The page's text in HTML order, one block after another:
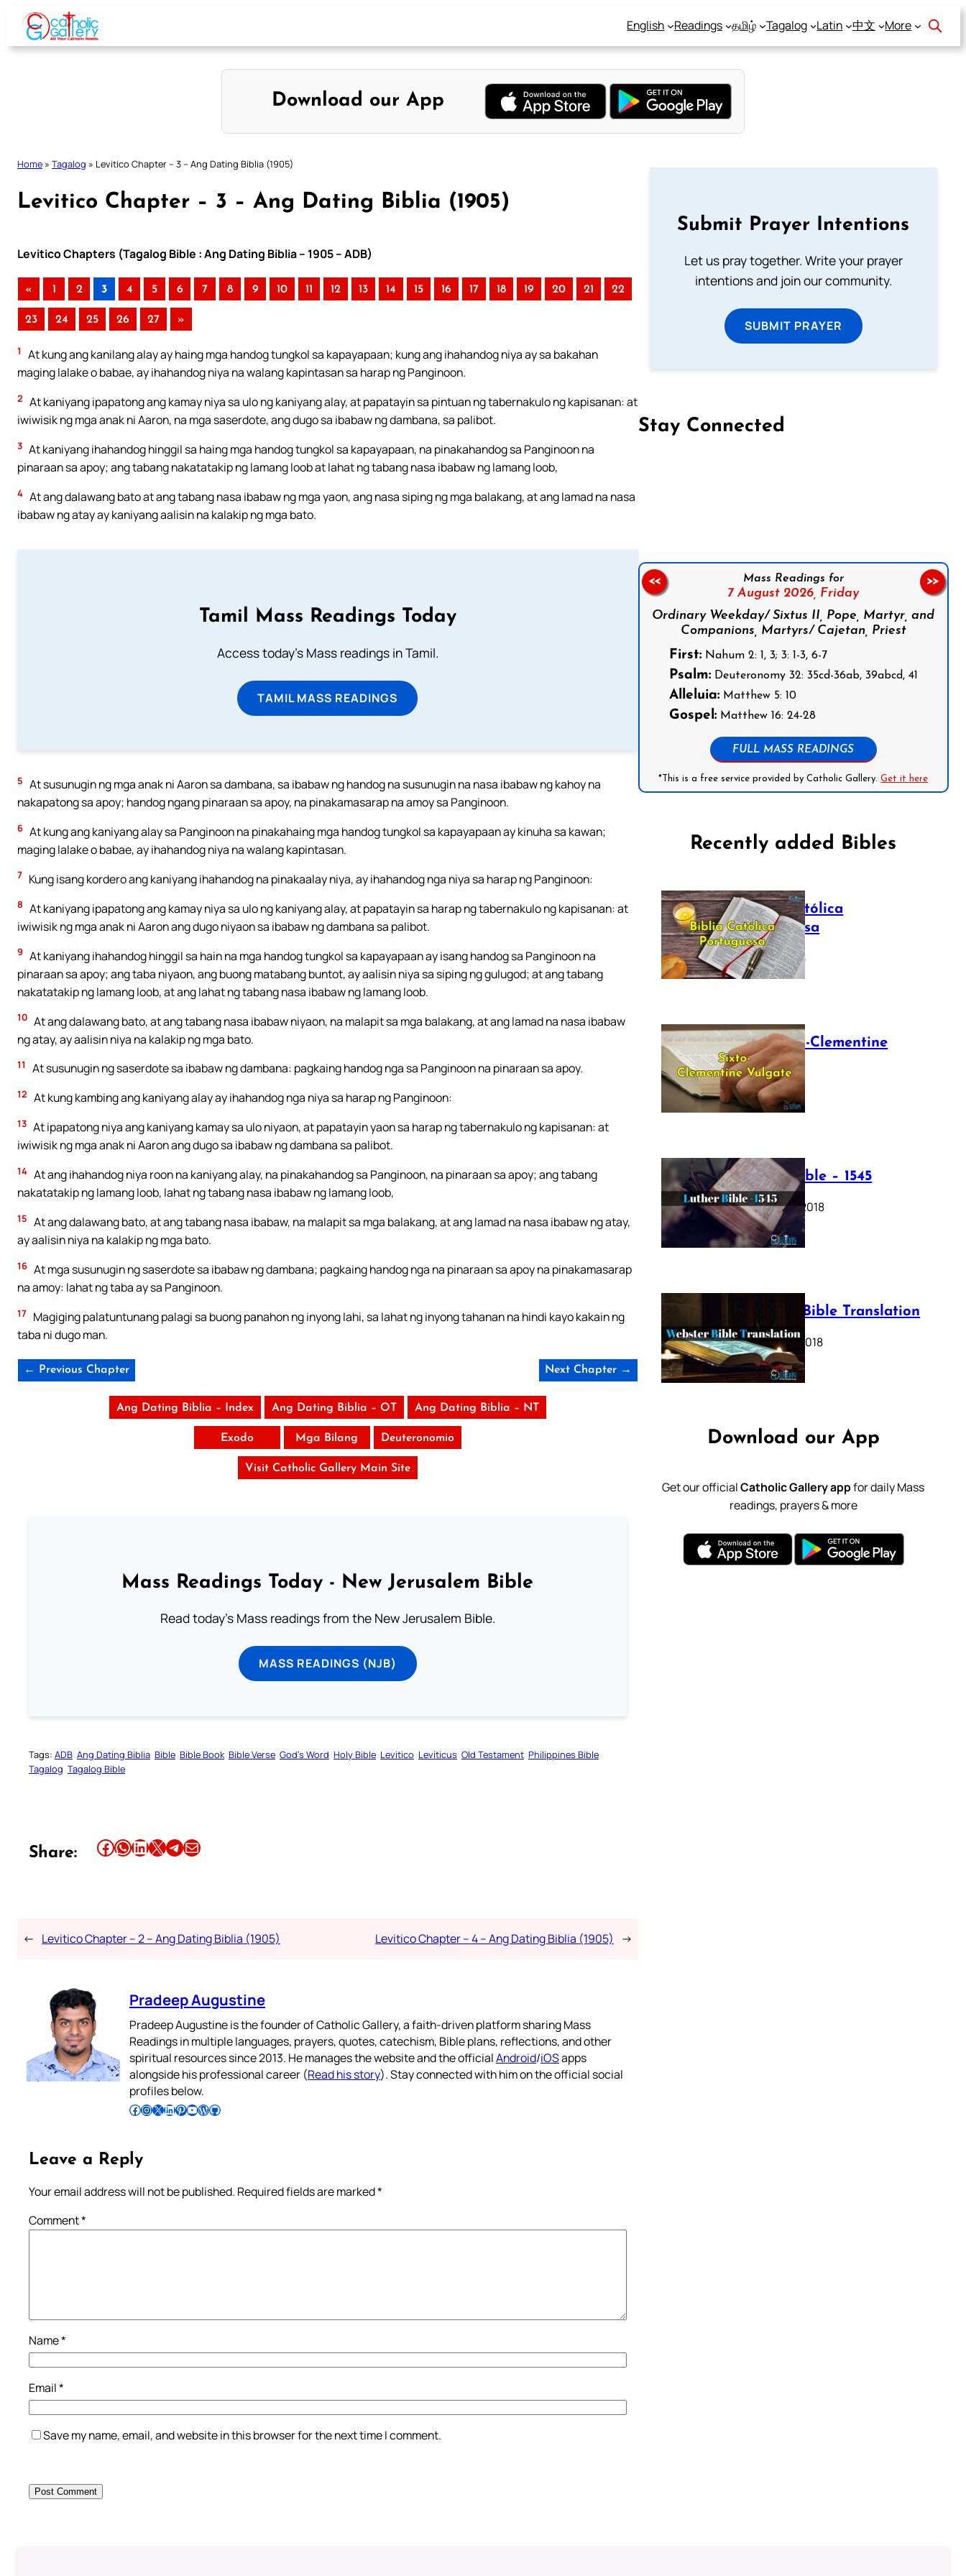
Skip
content
English Readings தமிழ் Tagalog Latin 中文 More
Download our App
Home » Tagalog » Levitico Chapter – 3 – Ang Dating Biblia (1905)
Levitico Chapter – 3 – Ang Dating Biblia (1905)
Levitico Chapters (Tagalog Bible : Ang Dating Biblia – 1905 – ADB)
« 1 2 3 4 5 6 7 8 9 10 11 12 13 14 15 16 17 18 19 20 21 22
23 24 25 26 27 »
1
At kung ang kanilang alay ay haing mga handog tungkol sa kapayapaan; kung ang ihahandog niya ay sa bakahan
maging lalake o babae, ay ihahandog niya na walang kapintasan sa harap ng Panginoon.
2 At kaniyang ipapatong ang kamay niya sa ulo ng kaniyang alay, at papatayin sa pintuan ng tabernakulo ng kapisanan: at
iwiwisik ng mga anak ni Aaron, na mga saserdote, ang dugo sa ibabaw ng dambana, sa palibot.
3 At kaniyang ihahandog hinggil sa haing mga handog tungkol sa kapayapaan, na pinakahandog sa Panginoon na
pinaraan sa apoy; ang tabang nakatatakip ng lamang loob at lahat ng tabang nasa ibabaw ng lamang loob,
4 At ang dalawang bato at ang tabang nasa ibabaw ng mga yaon, ang nasa siping ng mga balakang, at ang lamad na nasa
ibabaw ng atay ay kaniyang aalisin na kalakip ng mga bato.
Tamil Mass Readings Today
Access today's Mass readings in Tamil.
TAMIL MASS READINGS
5 At susunugin ng mga anak ni Aaron sa dambana, sa ibabaw ng handog na susunugin na nasa ibabaw ng kahoy na
nakapatong sa apoy; handog ngang pinaraan sa apoy, na pinakamasarap na amoy sa Panginoon.
6 At kung ang kaniyang alay sa Panginoon na pinakahaing mga handog tungkol sa kapayapaan ay kinuha sa kawan;
maging lalake o babae, ay ihahandog niya na walang kapintasan.
7 Kung isang kordero ang kaniyang ihahandog na pinakaalay niya, ay ihahandog nga niya sa harap ng Panginoon:
8 At kaniyang ipapatong ang kamay niya sa ulo ng kaniyang alay, at papatayin sa harap ng tabernakulo ng kapisanan: at
iwiwisik ng mga anak ni Aaron ang dugo niyaon sa ibabaw ng dambana sa palibot.
9 At kaniyang ihahandog hinggil sa hain na mga handog tungkol sa kapayapaan ay isang handog sa Panginoon na
pinaraan sa apoy; ang taba niyaon, ang buong matabang buntot, ay aalisin niya sa siping ng gulugod; at ang tabang
nakatatakip ng lamang loob, at ang lahat ng tabang nasa ibabaw ng lamang loob.
10 At ang dalawang bato, at ang tabang nasa ibabaw niyaon, na malapit sa mga balakang, at ang lamad na nasa ibabaw
ng atay, ay aalisin niya na kalakip ng mga bato.
11 At susunugin ng saserdote sa ibabaw ng dambana: pagkaing handog nga sa Panginoon na pinaraan sa apoy.
12 At kung kambing ang kaniyang alay ay ihahandog nga niya sa harap ng Panginoon:
13 At ipapatong niya ang kaniyang kamay sa ulo niyaon, at papatayin yaon sa harap ng tabernakulo ng kapisanan: at
iwiwisik ng mga anak ni Aaron ang dugo sa ibabaw ng dambana sa palibot.
14 At ang ihahandog niya roon na kaniyang alay, na pinakahandog sa Panginoon, na pinaraan sa apoy; ang tabang
nakatatakip ng lamang loob, lahat ng tabang nasa ibabaw ng lamang loob,
15 At ang dalawang bato, at ang tabang nasa ibabaw, na malapit sa mga balakang, at ang lamad na nasa ibabaw ng atay,
ay aalisin niya na kalakip ng mga bato.
16 At mga susunugin ng saserdote sa ibabaw ng dambana; pagkaing handog nga na pinaraan sa apoy na pinakamasarap
na amoy: lahat ng taba ay sa Panginoon.
17 Magiging palatuntunang palagi sa buong panahon ng inyong lahi, sa lahat ng inyong tahanan na hindi kayo kakain ng
taba ni dugo man.
← Previous Chapter Next Chapter →
Ang Dating Biblia – Index Ang Dating Biblia – OT Ang Dating Biblia – NT
Exodo Mga Bilang Deuteronomio
Visit Catholic Gallery Main Site
Mass Readings Today - New Jerusalem Bible
Read today's Mass readings from the New Jerusalem Bible.
MASS READINGS (NJB)
Tags: ADB Ang Dating Biblia Bible Bible Book Bible Verse God’s Word Holy Bible Levitico Leviticus Old Testament Philippines Bible
Tagalog Tagalog Bible
Share: Share this article on Facebook Share this article on WhatsApp Share this article on LinkedIn Share this article on X Share this article on TelegramEmail this Article
← Levitico Chapter – 2 – Ang Dating Biblia (1905) Levitico Chapter – 4 – Ang Dating Biblia (1905) →
Pradeep Augustine
Pradeep Augustine is the founder of Catholic Gallery, a faith-driven platform sharing Mass
Readings in multiple languages, prayers, quotes, catechism, Bible plans, reflections, and other
spiritual resources since 2013. He manages the website and the officialAndroid/iOSapps
alongside his professional career (Read his story). Stay connected with him on the official social
profiles below.
Follow Pradeep on Facebook Follow Pradeep on InstagramFollow Pradeep on X Follow Pradeep on LinkedIn Follow Pradeep on Pinterest Subscribe to Pradeep’s Youtube Channel Follow Pradeep on WordPress Follow Pradeep on GitHub
Leave a Reply
Your email address will not be published. Required fields are marked*
Comment*
Name*
Email*
Save my name, email, and website in this browser for the next time I comment.
Submit Prayer Intentions
Let us pray together. Write your prayer
intentions and join our community.
SUBMIT PRAYER
Stay Connected
Mass Readings for
7 August 2026, Friday
Ordinary Weekday/ Sixtus II, Pope, Martyr, and
Companions, Martyrs/ Cajetan, Priest
First:Nahum 2: 1, 3; 3: 1-3, 6-7
Psalm:Deuteronomy 32: 35cd-36ab, 39abcd, 41
Alleluia:Matthew 5: 10
Gospel:Matthew 16: 24-28
FULL MASS READINGS
*This is a free service provided by Catholic Gallery.Get it here
<< >>
Recently added Bibles
Bíblia Católica
Portuguesa
July 16, 2025
The Sixto-Clementine
Vulgate
July 12, 2025
Luther Bible – 1545
October 17, 2018
Webster Bible Translation
October 11, 2018
Download our App
Get our officialCatholic Gallery appfor daily Mass
readings, prayers & more